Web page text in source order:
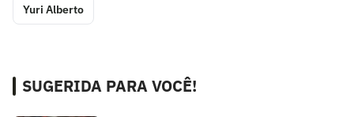
Yuri Alberto
SUGERIDA PARA VOCÊ!